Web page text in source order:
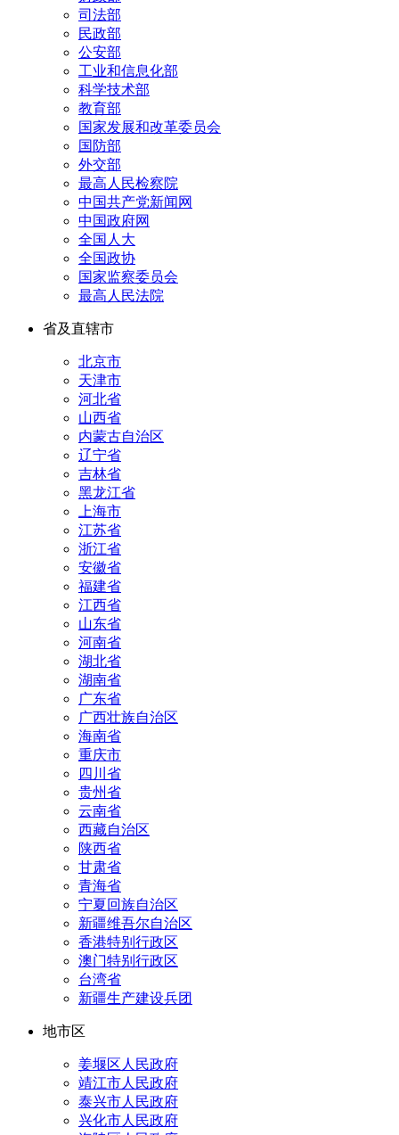
司法部
民政部
公安部
工业和信息化部
科学技术部
教育部
国家发展和改革委员会
国防部
外交部
最高人民检察院
中国共产党新闻网
中国政府网
全国人大
全国政协
国家监察委员会
最高人民法院
省及直辖市
北京市
天津市
河北省
山西省
内蒙古自治区
辽宁省
吉林省
黑龙江省
上海市
江苏省
浙江省
安徽省
福建省
江西省
山东省
河南省
湖北省
湖南省
广东省
广西壮族自治区
海南省
重庆市
四川省
贵州省
云南省
西藏自治区
陕西省
甘肃省
青海省
宁夏回族自治区
新疆维吾尔自治区
香港特别行政区
澳门特别行政区
台湾省
新疆生产建设兵团
地市区
姜堰区人民政府
靖江市人民政府
泰兴市人民政府
兴化市人民政府